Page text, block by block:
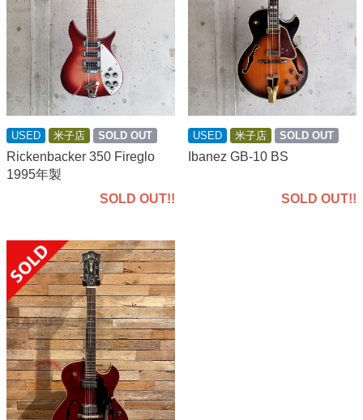
USED 米子店 SOLD OUT
Rickenbacker 350 Fireglo
1995年製
SOLD OUT!!
USED 米子店 SOLD OUT
Ibanez GB-10 BS
SOLD OUT!!